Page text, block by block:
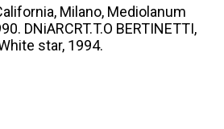
Milano, Mediolanum
DNiARCRT.T.O BERTINETTI,
star, 1994.